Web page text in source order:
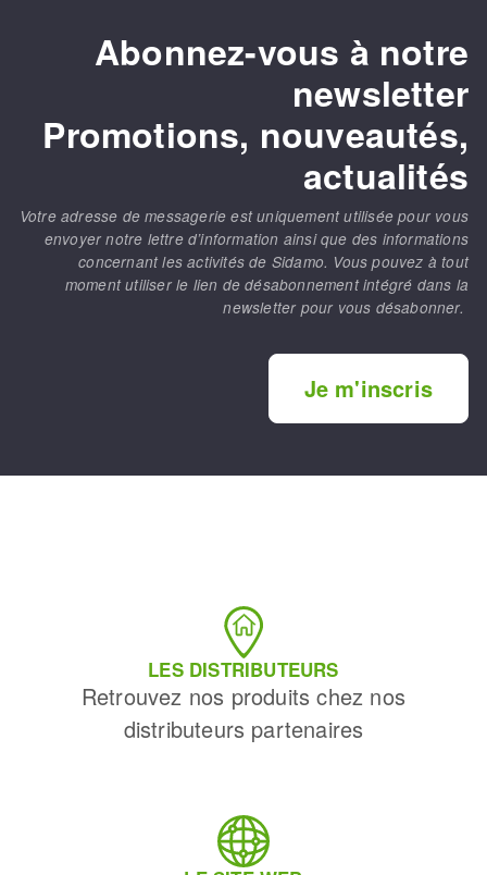
Abonnez-vous à notre
newsletter
Promotions, nouveautés,
actualités
Votre adresse de messagerie est uniquement utilisée pour vous
envoyer notre lettre d’information ainsi que des informations
concernant les activités de Sidamo. Vous pouvez à tout
moment utiliser le lien de désabonnement intégré dans la
newsletter pour vous désabonner.
Je m'inscris
LES DISTRIBUTEURS
Retrouvez nos produits chez nos
distributeurs partenaires